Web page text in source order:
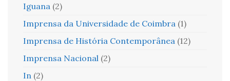
Iguana (2)
Imprensa da Universidade de Coimbra (1)
Imprensa de História Contemporânea (12)
Imprensa Nacional (2)
In (2)